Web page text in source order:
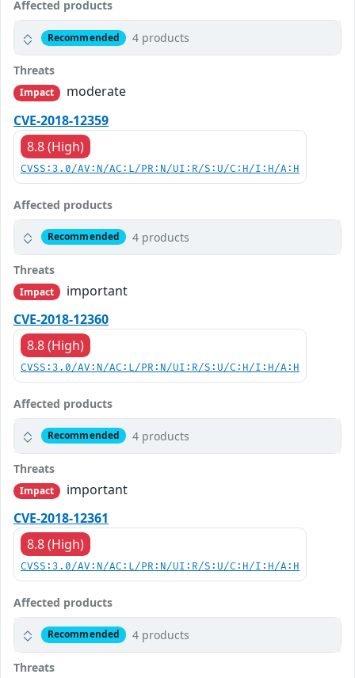
Affected products
Recommended 4 products
Threats
Impact
moderate
CVE-2018-12359
8.8 (High)
CVSS:3.0/AV:N/AC:L/PR:N/UI:R/S:U/C:H/I:H/A:H
Affected products
Recommended 4 products
Threats
Impact
important
CVE-2018-12360
8.8 (High)
CVSS:3.0/AV:N/AC:L/PR:N/UI:R/S:U/C:H/I:H/A:H
Affected products
Recommended 4 products
Threats
Impact
important
CVE-2018-12361
8.8 (High)
CVSS:3.0/AV:N/AC:L/PR:N/UI:R/S:U/C:H/I:H/A:H
Affected products
Recommended 4 products
Threats